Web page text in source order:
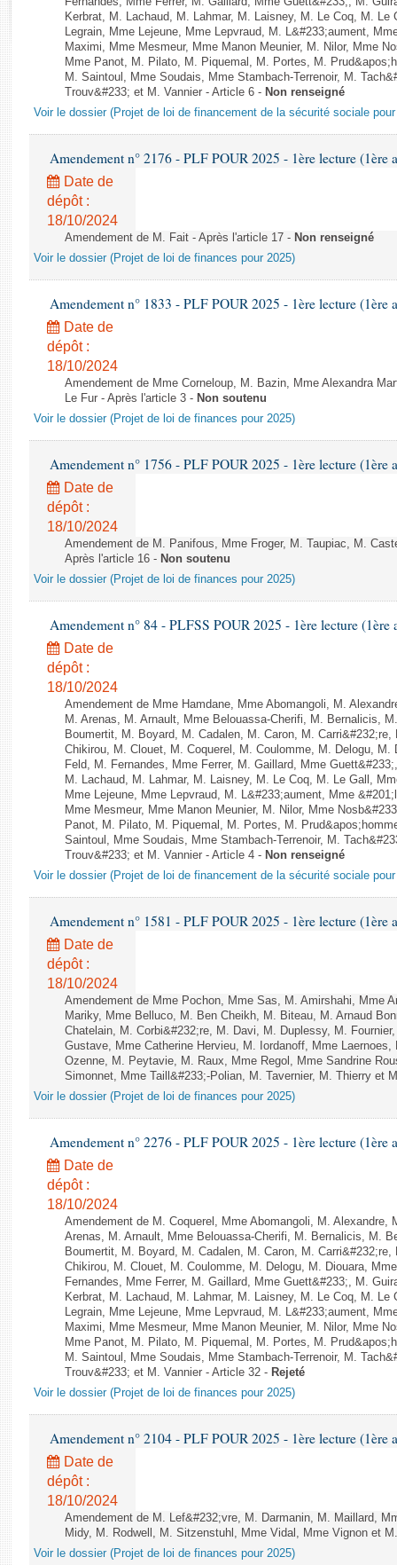
Rapports sur l'application des lois
Baromètre de l’application des lois
Dossiers législatifs
Budget et sécurité sociale
Comptes rendus des débats
Kerbrat, M. Lachaud, M. Lahmar, M. Laisney, M. Le Coq, M. Le
Legrain, Mme Lejeune, Mme Lepvraud, M. L&#233;aument,
Maximi, Mme Mesmeur, Mme Manon Meunier, M. Nilor, Mme
Mme Panot, M. Pilato, M. Piquemal, M. Portes, M.
M. Saintoul, Mme Soudais, Mme Stambach-Terrenoir, M.
Trouv&#233; et M. Vannier - Article 6 - Non renseigné
Voir le dossier (Projet de loi de financement de la sécurité sociale pour
Amendement n° 2176 - PLF POUR 2025 - 1ère lecture (1ère
Date de
dépôt :
18/10/2024
Amendement de M. Fait - Après l'article 17 - Non renseigné
Voir le dossier (Projet de loi de finances pour 2025)
Amendement n° 1833 - PLF POUR 2025 - 1ère lecture (1ère
Date de
dépôt :
18/10/2024
Amendement de Mme Corneloup, M. Bazin, Mme Alexandra
Le Fur - Après l'article 3 - Non soutenu
Voir le dossier (Projet de loi de finances pour 2025)
Amendement n° 1756 - PLF POUR 2025 - 1ère lecture (1ère
Date de
dépôt :
18/10/2024
Amendement de M. Panifous, Mme Froger, M. Taupiac, M.
Après l'article 16 - Non soutenu
Voir le dossier (Projet de loi de finances pour 2025)
Amendement n° 84 - PLFSS POUR 2025 - 1ère lecture (1ère
Date de
dépôt :
18/10/2024
Amendement de Mme Hamdane, Mme Abomangoli, M.
M. Arenas, M. Arnault, Mme Belouassa-Cherifi, M. Bernalicis,
Boumertit, M. Boyard, M. Cadalen, M. Caron, M.
Chikirou, M. Clouet, M. Coquerel, M. Coulomme, M. Delogu, M.
Feld, M. Fernandes, Mme Ferrer, M. Gaillard, Mme
M. Lachaud, M. Lahmar, M. Laisney, M. Le Coq, M. Le Gall,
Mme Lejeune, Mme Lepvraud, M. L&#233;aument, Mme
Mme Mesmeur, Mme Manon Meunier, M. Nilor, Mme
Panot, M. Pilato, M. Piquemal, M. Portes, M.
Saintoul, Mme Soudais, Mme Stambach-Terrenoir, M.
Trouv&#233; et M. Vannier - Article 4 - Non renseigné
Voir le dossier (Projet de loi de financement de la sécurité sociale pour
Amendement n° 1581 - PLF POUR 2025 - 1ère lecture (1ère
Date de
dépôt :
18/10/2024
Amendement de Mme Pochon, Mme Sas, M. Amirshahi, Mme
Mariky, Mme Belluco, M. Ben Cheikh, M. Biteau, M. Arnaud
Chatelain, M. Corbi&#232;re, M. Davi, M. Duplessy, M.
Gustave, Mme Catherine Hervieu, M. Iordanoff, Mme
Ozenne, M. Peytavie, M. Raux, Mme Regol, Mme Sandrine
Simonnet, Mme Taill&#233;-Polian, M. Tavernier, M. Thierry et
Voir le dossier (Projet de loi de finances pour 2025)
Amendement n° 2276 - PLF POUR 2025 - 1ère lecture (1ère
Date de
dépôt :
18/10/2024
Amendement de M. Coquerel, Mme Abomangoli, M. Alexandre,
Arenas, M. Arnault, Mme Belouassa-Cherifi, M. Bernalicis, M.
Boumertit, M. Boyard, M. Cadalen, M. Caron, M.
Chikirou, M. Clouet, M. Coulomme, M. Delogu, M. Diouara,
Fernandes, Mme Ferrer, M. Gaillard, Mme Guett&#233;, M.
Kerbrat, M. Lachaud, M. Lahmar, M. Laisney, M. Le Coq, M. Le
Legrain, Mme Lejeune, Mme Lepvraud, M. L&#233;aument,
Maximi, Mme Mesmeur, Mme Manon Meunier, M. Nilor, Mme
Mme Panot, M. Pilato, M. Piquemal, M. Portes, M.
M. Saintoul, Mme Soudais, Mme Stambach-Terrenoir, M.
Trouv&#233; et M. Vannier - Article 32 - Rejeté
Voir le dossier (Projet de loi de finances pour 2025)
Amendement n° 2104 - PLF POUR 2025 - 1ère lecture (1ère
Date de
dépôt :
18/10/2024
Amendement de M. Lef&#232;vre, M. Darmanin, M. Maillard,
Midy, M. Rodwell, M. Sitzenstuhl, Mme Vidal, Mme Vignon et
Voir le dossier (Projet de loi de finances pour 2025)